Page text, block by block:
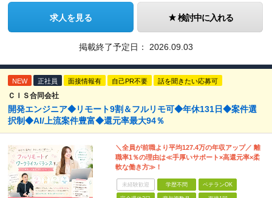
求人を見る 検討中に入れる
掲載終了予定日： 2026.09.03
NEW 正社員 面接情報有 自己PR不要 話を聞きたい応募可
ＣＩＳ合同会社
開発エンジニア◆リモート9割＆フルリモ可◆年休131日◆案件選
択制◆AI/上流案件豊富◆還元率最大94％
＼全員が前職より平均127.4万の年収アップ／ 離
職率1％の理由は≪手厚いサポート×高還元率×柔
軟な働き方≫！
未経験歓迎 学歴不問 ベテランOK